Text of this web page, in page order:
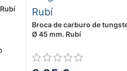
Broca de carburo de
Ø 45 mm. Rubí